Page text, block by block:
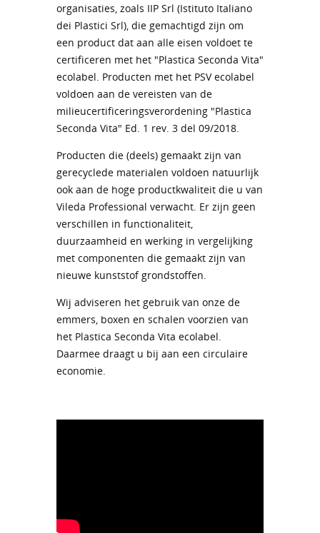
organisaties, zoals IIP Srl (Istituto Italiano
dei Plastici Srl), die gemachtigd zijn om
een product dat aan alle eisen voldoet te
certificeren met het "Plastica Seconda Vita"
ecolabel. Producten met het PSV ecolabel
voldoen aan de vereisten van de
milieucertificeringsverordening "Plastica
Seconda Vita" Ed. 1 rev. 3 del 09/2018.
Producten die (deels) gemaakt zijn van
gerecyclede materialen voldoen natuurlijk
ook aan de hoge productkwaliteit die u van
Vileda Professional verwacht. Er zijn geen
verschillen in functionaliteit,
duurzaamheid en werking in vergelijking
met componenten die gemaakt zijn van
nieuwe kunststof grondstoffen.
Wij adviseren het gebruik van onze de
emmers, boxen en schalen voorzien van
het Plastica Seconda Vita ecolabel.
Daarmee draagt u bij aan een circulaire
economie.